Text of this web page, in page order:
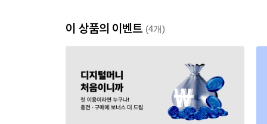
이 상품의 이벤트 (4개)